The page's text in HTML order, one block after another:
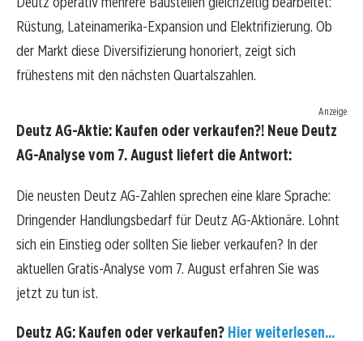
Rüstung, Lateinamerika-Expansion und Elektrifizierung. Ob
der Markt diese Diversifizierung honoriert, zeigt sich
frühestens mit den nächsten Quartalszahlen.
Anzeige
Deutz AG-Aktie: Kaufen oder verkaufen?! Neue Deutz
AG-Analyse vom 7. August liefert die Antwort:
Die neusten Deutz AG-Zahlen sprechen eine klare Sprache:
Dringender Handlungsbedarf für Deutz AG-Aktionäre. Lohnt
sich ein Einstieg oder sollten Sie lieber verkaufen? In der
aktuellen Gratis-Analyse vom 7. August erfahren Sie was
jetzt zu tun ist.
Deutz AG: Kaufen oder verkaufen? Hier weiterlesen...